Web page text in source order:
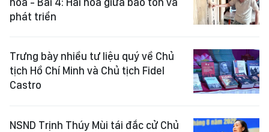
phát triển
Trưng bày nhiều tư liệu quý về Chủ
tịch Hồ Chí Minh và Chủ tịch Fidel
Castro
NSND Trịnh Thúy Mùi tái đắc cử Chủ